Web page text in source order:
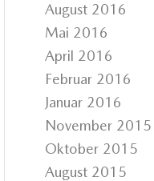
August 2016
Mai 2016
April 2016
Februar 2016
Januar 2016
November 2015
Oktober 2015
August 2015